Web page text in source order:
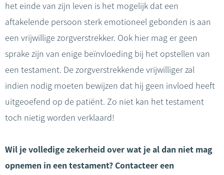
het einde van zijn leven is het mogelijk dat een
aftakelende persoon sterk emotioneel gebonden is aan
een vrijwillige zorgverstrekker. Ook hier mag er geen
sprake zijn van enige beïnvloeding bij het opstellen van
een testament. De zorgverstrekkende vrijwilliger zal
indien nodig moeten bewijzen dat hij geen invloed heeft
uitgeoefend op de patiënt. Zo niet kan het testament
toch nietig worden verklaard!
Wil je volledige zekerheid over wat je al dan niet mag
opnemen in een testament? Contacteer een